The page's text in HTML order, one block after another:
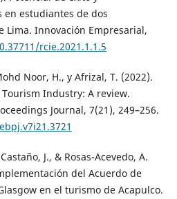
en estudiantes de dos
Lima. Innovación Empresarial,
rcie.2021.1.1.5
Noor, H., y Afrizal, T. (2022).
Industry: A review.
Journal, 7(21), 249–256.
J., & Rosas-Acevedo, A.
del Acuerdo de
en el turismo de Acapulco.